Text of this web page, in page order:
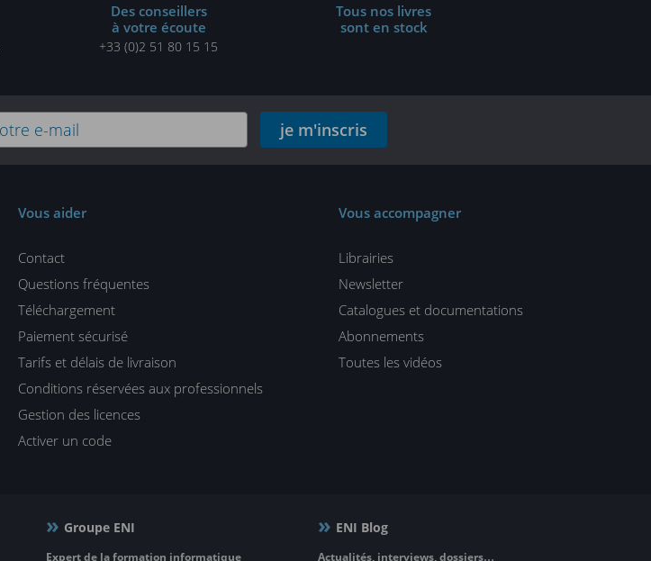
Des conseillers
à votre écoute
+33 (0)2 51 80 15 15
Tous nos livres
sont en stock
je m'inscris
Vous aider
Contact
Questions fréquentes
Téléchargement
Paiement sécurisé
Tarifs et délais de livraison
Conditions réservées aux professionnels
Gestion des licences
Activer un code
Vous accompagner
Librairies
Newsletter
Catalogues et documentations
Abonnements
Toutes les vidéos
Groupe ENI
Expert de la formation informatique
ENI Blog
Actualités, interviews, dossiers…